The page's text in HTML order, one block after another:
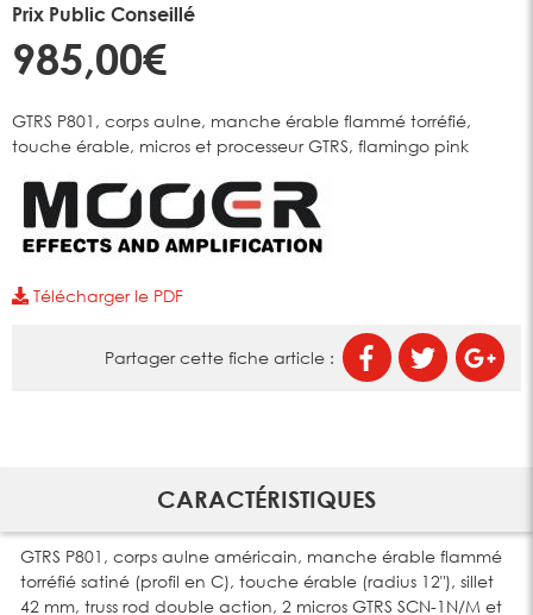
Prix Public Conseillé
985,00€
GTRS P801, corps aulne, manche érable flammé torréfié,
touche érable, micros et processeur GTRS, flamingo pink
Télécharger le PDF
Partager cette fiche article :
CARACTÉRISTIQUES
GTRS P801, corps aulne américain, manche érable flammé
torréfié satiné (profil en C), touche érable (radius 12"), sillet
42 mm, truss rod double action, 2 micros GTRS SCN-1N/M et